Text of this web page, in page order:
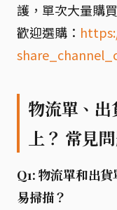
護，單次大量購
歡迎選購：
物流單、
上？ 常見
Q1: 物流單和出
易掃描？